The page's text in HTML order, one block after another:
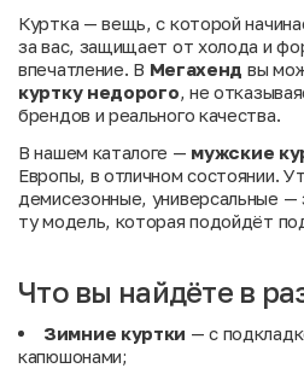
Куртка — вещь, с которой
за вас, защищает от холода и
впечатление. В Мегахенд вы
куртку недорого, не
брендов и реального качества.
В нашем каталоге — мужские
Европы, в отличном состоянии.
демисезонные, универсальные
ту модель, которая подойдёт
Что вы найдёте в
Зимние куртки — с
капюшонами;